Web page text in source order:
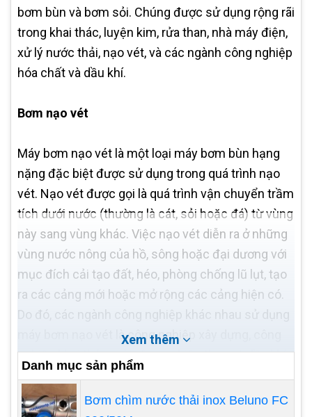
bơm bùn và bơm sỏi. Chúng được sử dụng rộng rãi
trong khai thác, luyện kim, rửa than, nhà máy điện,
xử lý nước thải, nạo vét, và các ngành công nghiệp
hóa chất và dầu khí.
Bơm nạo vét
Máy bơm nạo vét là một loại máy bơm bùn hạng
nặng đặc biệt được sử dụng trong quá trình nạo
vét. Nạo vét được gọi là quá trình vận chuyển trầm
tích dưới nước (thường là cát, sỏi hoặc đá) từ vùng
này sang vùng khác. Việc nạo vét diễn ra ở những
vùng nước nông của hồ, sông hoặc đại dương với
mục đích cải tạo đất, héo, phòng chống lũ lụt, tạo
ra các cảng mới hoặc mở rộng các cảng hiện có.
Do đó, các ngành công nghiệp khác nhau sử dụng
máy bơm nạo vét là công nghiệp xây dựng, công
nghiệp khai thác mỏ, công nghiệp than và dầu khí.
Xem thêm
Danh mục sản phẩm
Bơm chìm nước thải inox Beluno FC